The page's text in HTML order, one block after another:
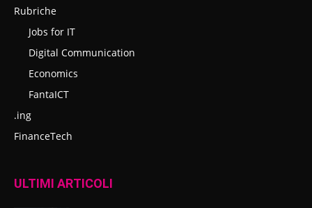
Rubriche
Jobs for IT
Digital Communication
Economics
FantaICT
.ing
FinanceTech
ULTIMI ARTICOLI